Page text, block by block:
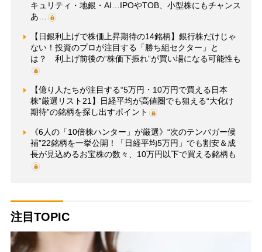
キュリティ・地銀・AI…IPOやTOB、小型株にもチャンス
あ…
【日銀利上げで株価上昇期待の14銘柄】銀行株だけじゃ
ない！投資のプロが注目する「勝ち組セクター」と
は？ 利上げ前後の“株価下振れ”が買い場になる可能性も
【億り人たちが注目する“5万円・10万円で買える日本
株”厳選リスト21】日経平均が高値圏でも狙える“大化け
期待”の銘柄を探し出すポイント
《6人の「10倍株ハンター」が厳選》“次のテンバガー候
補”22銘柄を一挙公開！「日経平均5万円」でも割安＆成
長が見込めるお宝株の数々、10万円以下で買える銘柄も
注目TOPIC